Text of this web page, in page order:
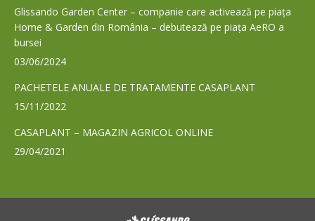
in
new
window
in
new
Glissando Garden Center – companie care activează pe piața
Home & Garden din România – debutează pe piața AeRO a
bursei
03/06/2024
PACHETELE ANUALE DE TRATAMENTE CASAPLANT
15/11/2022
CASAPLANT – MAGAZIN AGRICOL ONLINE
29/04/2021